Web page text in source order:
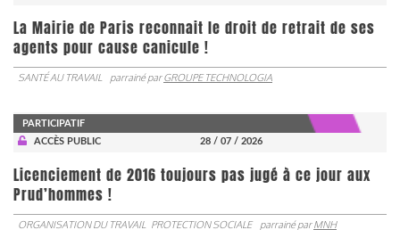
La Mairie de Paris reconnait le droit de retrait de ses
agents pour cause canicule !
SANTÉ AU TRAVAIL parrainé parGROUPE TECHNOLOGIA
PARTICIPATIF
ACCÈS PUBLIC
28 / 07 / 2026
Licenciement de 2016 toujours pas jugé à ce jour aux
Prud’hommes !
ORGANISATION DU TRAVAIL PROTECTION SOCIALE parrainé parMNH